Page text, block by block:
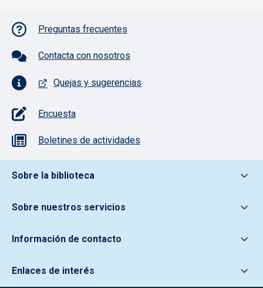
Pie de página con iconos
Preguntas frecuentes
Contacta con nosotros
Quejas y sugerencias
Encuesta
Boletines de actividades
Pie de pagina información
Sobre la biblioteca
Sobre nuestros servicios
Información de contacto
Enlaces de interés